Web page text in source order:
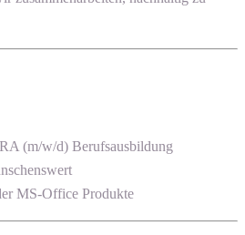
(m/w/d) Berufsausbildung
MS-Office Produkte